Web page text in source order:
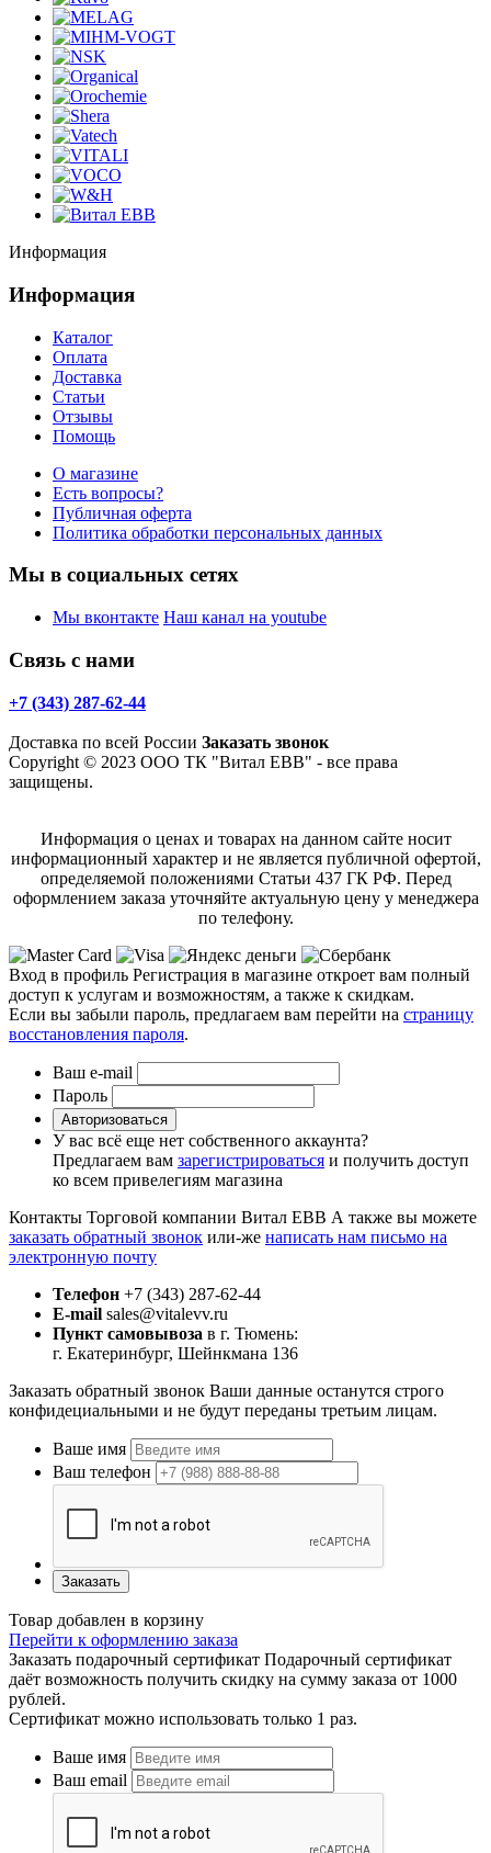
Информация
Информация
Каталог
Оплата
Доставка
Статьи
Отзывы
Помощь
О магазине
Есть вопросы?
Публичная оферта
Политика обработки персональных данных
Мы в социальных сетях
Мы вконтакте Наш канал на youtube
Связь с нами
+7 (343) 287-62-44
Доставка по всей России Заказать звонок
Copyright © 2023 ООО ТК "Витал ЕВВ" - все права
защищены.
Информация о ценах и товарах на данном сайте носит
информационный характер и не является публичной офертой,
определяемой положениями Статьи 437 ГК РФ. Перед
оформлением заказа уточняйте актуальную цену у менеджера
по телефону.
Вход в профиль Регистрация в магазине откроет вам полный
доступ к услугам и возможностям, а также к скидкам.
Если вы забыли пароль, предлагаем вам перейти на страницу
восстановления пароля.
Ваш e-mail
Пароль
Авторизоваться
У вас всё еще нет собственного аккаунта?
Предлагаем вам зарегистрироваться и получить доступ
ко всем привелегиям магазина
Контакты Торговой компании Витал ЕВВ А также вы можете
заказать обратный звонок или-же написать нам письмо на
электронную почту
Телефон +7 (343) 287-62-44
E-mail sales@vitalevv.ru
Пункт самовывоза в г. Тюмень:
г. Екатеринбург, Шейнкмана 136
Заказать обратный звонок Ваши данные останутся строго
конфидециальными и не будут переданы третьим лицам.
Ваше имя
Ваш телефон
Заказать
Товар добавлен в корзину
Перейти к оформлению заказа
Заказать подарочный сертификат Подарочный сертификат
даёт возможность получить скидку на сумму заказа от 1000
рублей.
Сертификат можно использовать только 1 раз.
Ваше имя
Ваш email